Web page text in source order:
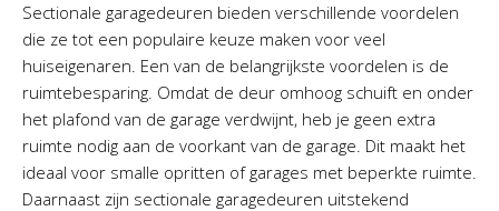
Sectionale garagedeuren bieden verschillende voordelen
die ze tot een populaire keuze maken voor veel
huiseigenaren. Een van de belangrijkste voordelen is de
ruimtebesparing. Omdat de deur omhoog schuift en onder
het plafond van de garage verdwijnt, heb je geen extra
ruimte nodig aan de voorkant van de garage. Dit maakt het
ideaal voor smalle opritten of garages met beperkte ruimte.
Daarnaast zijn sectionale garagedeuren uitstekend